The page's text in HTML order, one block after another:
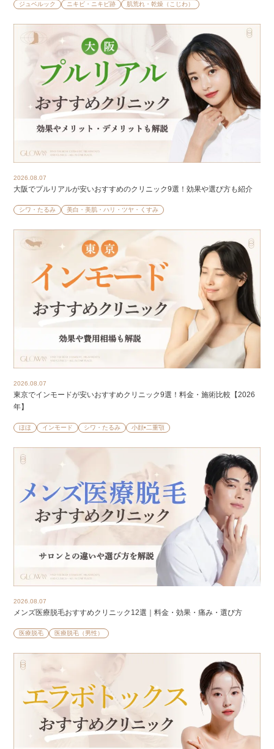
ジュベルック ニキビ・ニキビ跡 肌荒れ・乾燥（こじわ）
2026.08.07
大阪でプルリアルが安いおすすめのクリニック9選！効果や選び方も紹介
シワ・たるみ 美白・美肌・ハリ・ツヤ・くすみ
2026.08.07
東京でインモードが安いおすすめクリニック9選！料金・施術比較【2026
年】
ほほ インモード シワ・たるみ 小顔•二重顎
2026.08.07
メンズ医療脱毛おすすめクリニック12選｜料金・効果・痛み・選び方
医療脱毛 医療脱毛（男性）